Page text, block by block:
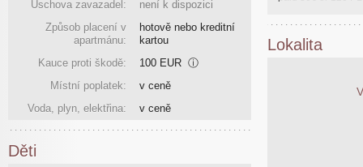
Lokalita
Úschova zavazadel:
není k dispozici
Způsob placení v
apartmánu:
hotově nebo kreditní
kartou
Kauce proti škodě:
100 EUR ⓘ
Místní poplatek:
v ceně
Voda, plyn, elektřina:
v ceně
Děti